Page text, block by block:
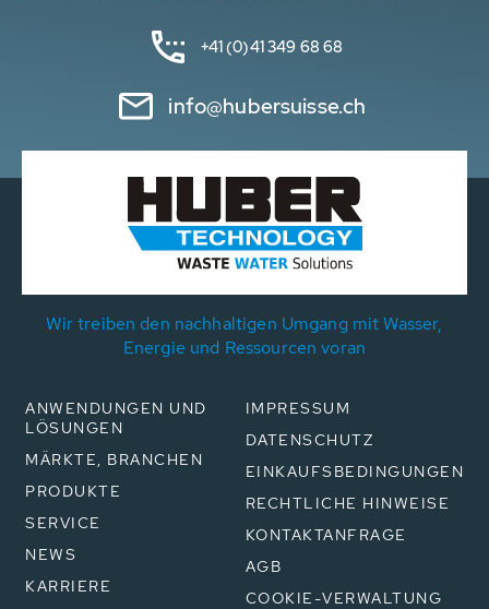
+41 (0)41 349 68 68
info@hubersuisse.ch
Wir treiben den nachhaltigen Umgang mit Wasser,
Energie und Ressourcen voran
ANWENDUNGEN UND
LÖSUNGEN
MÄRKTE, BRANCHEN
PRODUKTE
SERVICE
NEWS
KARRIERE
IMPRESSUM
DATENSCHUTZ
EINKAUFSBEDINGUNGEN
RECHTLICHE HINWEISE
KONTAKTANFRAGE
AGB
COOKIE-VERWALTUNG